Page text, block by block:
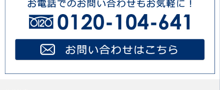
藤沢市（1件）
大和市（2件）
海老名市（1件）